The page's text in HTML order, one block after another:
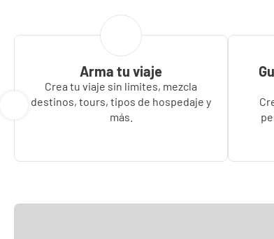
Arma tu viaje
Crea tu viaje sin limites, mezcla
destinos, tours, tipos de hospedaje y
más.